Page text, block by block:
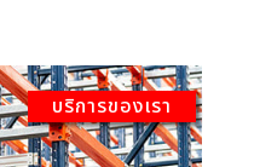
บริการของเรา